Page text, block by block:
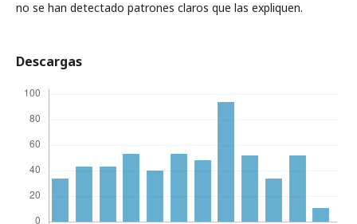
no se han detectado patrones claros que las expliquen.
Descargas